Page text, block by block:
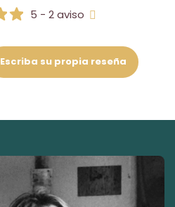
5 - 2 aviso
Escriba su propia reseña